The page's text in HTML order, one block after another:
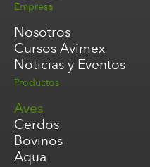
Empresa
Nosotros
Cursos Avimex
Noticias y Eventos
Productos
Aves
Cerdos
Bovinos
Aqua